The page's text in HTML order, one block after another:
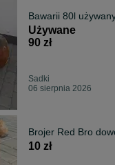
Bawarii 80l
Używane
90 zł
Sadki
06 sierpnia 2026
Brojer Red Bro
10 zł